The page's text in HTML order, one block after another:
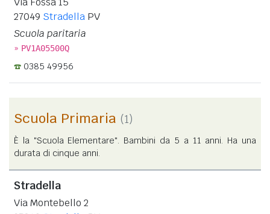
27049 Stradella PV
Scuola paritaria
» PV1A05500Q
0385 49956
Scuola Primaria (1)
È la "Scuola Elementare". Bambini da 5 a 11 anni. Ha una
durata di cinque anni.
Stradella
Via Montebello 2